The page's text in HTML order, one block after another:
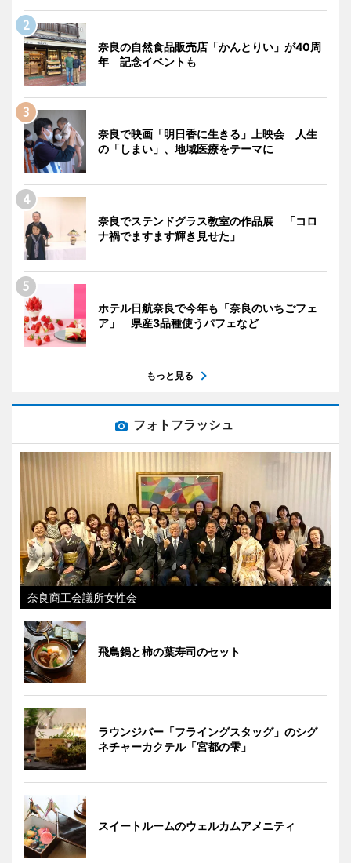
奈良の自然食品販売店「かんとりい」が40周
年 記念イベントも
奈良で映画「明日香に生きる」上映会 人生
の「しまい」、地域医療をテーマに
奈良でステンドグラス教室の作品展 「コロ
ナ禍でますます輝き見せた」
ホテル日航奈良で今年も「奈良のいちごフェ
ア」 県産3品種使うパフェなど
もっと見る
フォトフラッシュ
奈良商工会議所女性会
飛鳥鍋と柿の葉寿司のセット
ラウンジバー「フライングスタッグ」のシグ
ネチャーカクテル「宮都の雫」
スイートルームのウェルカムアメニティ